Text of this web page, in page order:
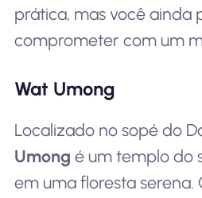
prática, mas você ainda
comprometer com um
Wat Umong
Localizado no sopé do
Umong é um templo do
em uma floresta